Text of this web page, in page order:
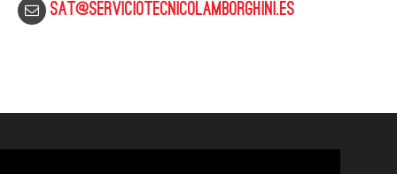
sat@serviciotecnicolamborghini.es